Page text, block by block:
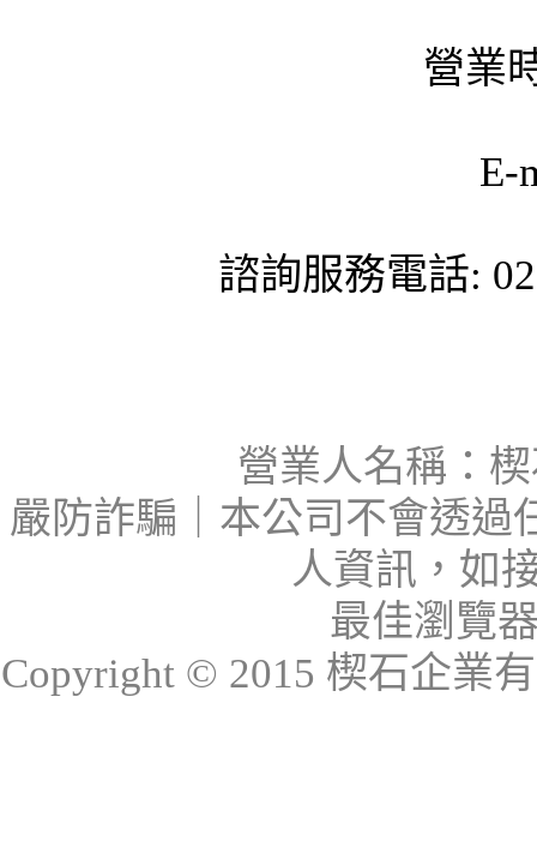
營業
E-
諮詢服務電話:
營業人名稱：
嚴防詐騙｜本公司不會透過
人資訊，如
最佳瀏覽
Copyright © 2015 楔石企業